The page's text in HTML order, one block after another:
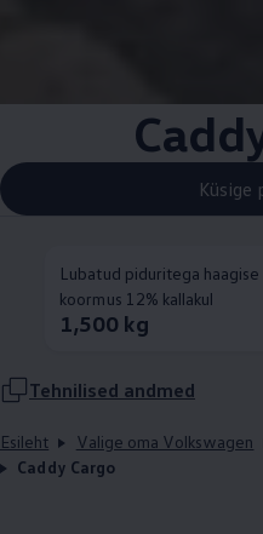
Küsige
Lubatud piduritega haagise
koormus 12% kallakul
1,500 kg
Tehnilised andmed
Esileht Valige oma Volkswagen
Caddy Cargo